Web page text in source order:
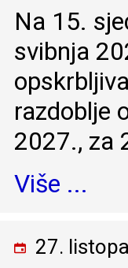
Na 15.
svibnja
razdoblje
2027., za
Više ...
27.